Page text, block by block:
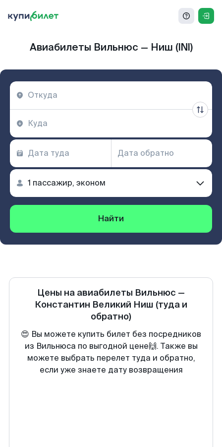
Авиабилеты Вильнюс — Ниш (INI)
Найти
Цены на авиабилеты Вильнюс —
Константин Великий Ниш (туда и
обратно)
😍 Вы можете купить билет без посредников
из Вильнюса по выгодной цене🙌. Также вы
можете выбрать перелет туда и обратно,
если уже знаете дату возвращения